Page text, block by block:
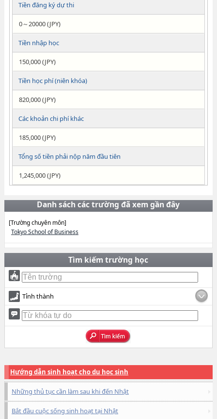
Tiền đăng ký dự thi
0～20000 (JPY)
Tiền nhập học
150,000 (JPY)
Tiền học phí (niên khóa)
820,000 (JPY)
Các khoản chi phí khác
185,000 (JPY)
Tổng số tiền phải nộp năm đầu tiên
1,245,000 (JPY)
Danh sách các trường đã xem gần đây
[Trường chuyên môn]
Tokyo School of Business
Tìm kiếm trường học
Tỉnh thành
Hướng dẫn sinh hoạt cho du học sinh
Những thủ tục cần làm sau khi đến Nhật
Bắt đầu cuộc sống sinh hoạt tại Nhật